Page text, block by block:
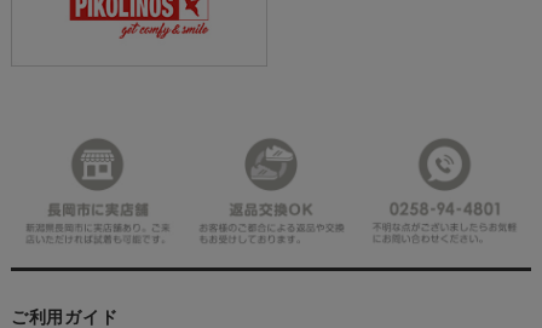
ご利用ガイド